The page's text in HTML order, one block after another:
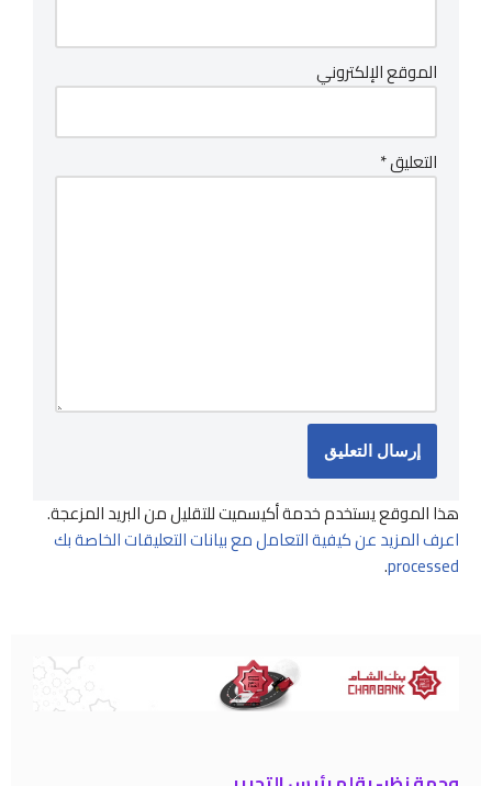
الموقع الإلكتروني
التعليق*
هذا الموقع يستخدم خدمة أكيسميت للتقليل من البريد المزعجة.
اعرف المزيد عن كيفية التعامل مع بيانات التعليقات الخاصة بك
processed
.